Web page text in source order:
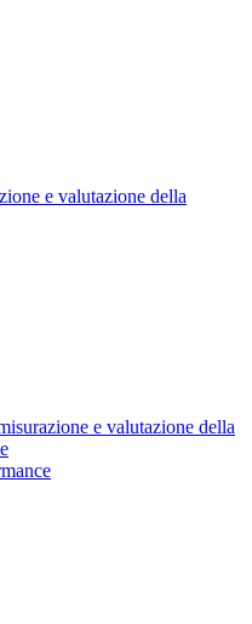
e valutazione della
e valutazione della